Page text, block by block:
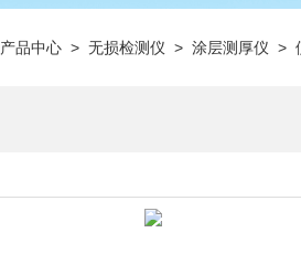
产品中心 > 无损检测仪 > 涂层测厚仪 >